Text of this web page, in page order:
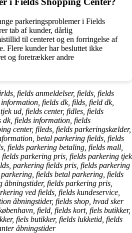
parkeringsproblemer i Fields
tab af kunder, dårlig
til centeret og en forringelse af
Flere kunder har besluttet ikke
og foretrækker andre
fields anmeldelser, fields, fields
fields dk, filds, field dk,
ud, fields center, fidles, fields
fields information, fields
center, fileds, fields parkeringskælder,
betal parkering fields, fields
fields parkering betaling, fields mall,
parkering pris, fields parkering tjek
parkering fields pris, fields parkering
fields betal parkering, fields
åbningstider, fields parkering pris,
ved fields, fields kundeservice,
åbningstider, fields shop, hvad sker
field, fields kort, fiels butikker,
fiels butikker, fields lukketid, fields
åbningstider